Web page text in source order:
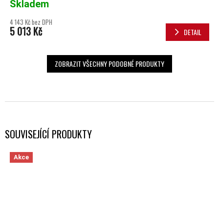
SOUVISEJÍCÍ PRODUKTY
Akce
Skladem
4 143 Kč bez DPH
5 013 Kč DETAIL
ZOBRAZIT VŠECHNY PODOBNÉ PRODUKTY